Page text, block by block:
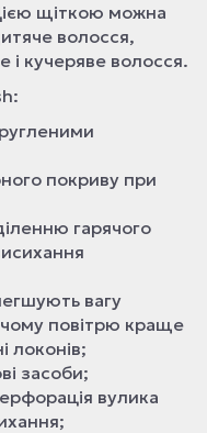
щіткою можна
волосся,
кучеряве волосся.
покриву при
гарячого
вагу
повітрю краще
локонів;
засоби;
вулика